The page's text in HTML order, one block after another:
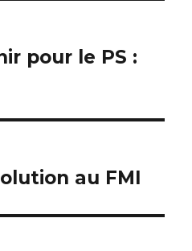
pour le PS :
au FMI